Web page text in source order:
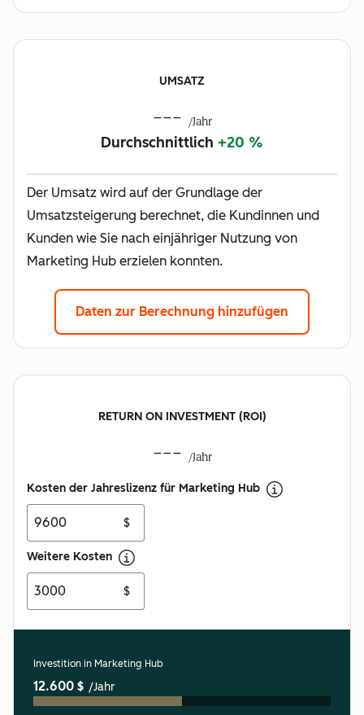
UMSATZ
--- /Jahr
Durchschnittlich +20 %
Der Umsatz wird auf der Grundlage der
Umsatzsteigerung berechnet, die Kundinnen und
Kunden wie Sie nach einjähriger Nutzung von
Marketing Hub erzielen konnten.
Daten zur Berechnung hinzufügen
RETURN ON INVESTMENT (ROI)
--- /Jahr
Kosten der Jahreslizenz für Marketing Hub
$
Weitere Kosten
$
Investition in Marketing Hub
12.600 $ /Jahr